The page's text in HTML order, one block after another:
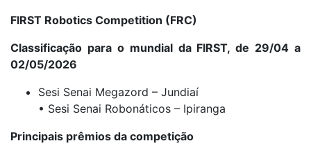
FIRST Robotics Competition (FRC)
Classificação para o mundial da FIRST, de 29/04 a
02/05/2026
Sesi Senai Megazord – Jundiaí
• Sesi Senai Robonáticos – Ipiranga
Principais prêmios da competição